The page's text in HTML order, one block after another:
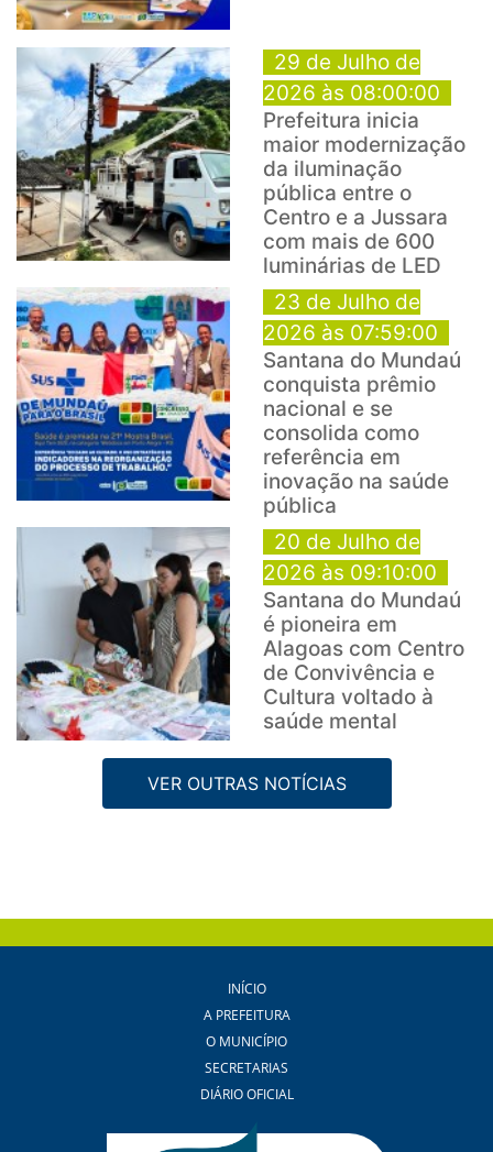
29 de Julho de
2026 às 08:00:00
Prefeitura inicia
maior modernização
da iluminação
pública entre o
Centro e a Jussara
com mais de 600
luminárias de LED
23 de Julho de
2026 às 07:59:00
Santana do Mundaú
conquista prêmio
nacional e se
consolida como
referência em
inovação na saúde
pública
20 de Julho de
2026 às 09:10:00
Santana do Mundaú
é pioneira em
Alagoas com Centro
de Convivência e
Cultura voltado à
saúde mental
VER OUTRAS NOTÍCIAS
INÍCIO
A PREFEITURA
O MUNICÍPIO
SECRETARIAS
DIÁRIO OFICIAL